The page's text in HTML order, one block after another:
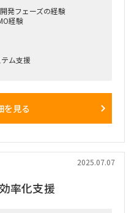
発フェーズの経験
経験
ム支援
て頂きます
を見る
2025.07.07
率化支援